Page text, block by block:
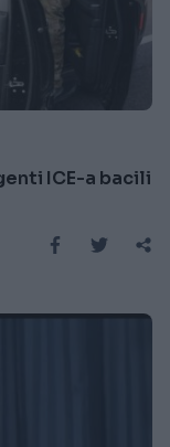
ICE-a bacili